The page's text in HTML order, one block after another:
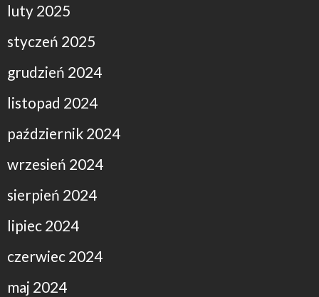
luty 2025
styczeń 2025
grudzień 2024
listopad 2024
październik 2024
wrzesień 2024
sierpień 2024
lipiec 2024
czerwiec 2024
maj 2024